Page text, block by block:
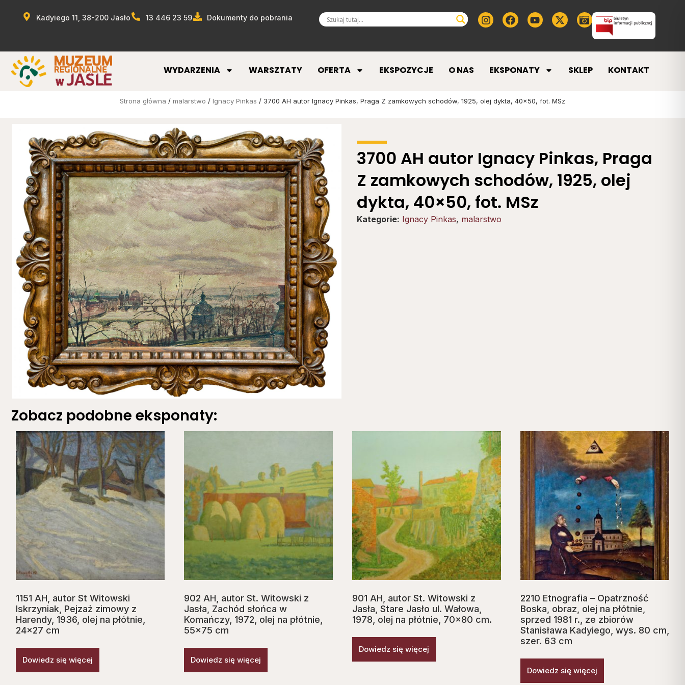
Kadyiego 11, 38-200 Jasło 13 446 23 59 Dokumenty do pobrania
WYDARZENIA WARSZTATY OFERTA EKSPOZYCJE O NAS EKSPONATY SKLEP KONTAKT
Strona główna / malarstwo / Ignacy Pinkas / 3700 AH autor Ignacy Pinkas, Praga Z zamkowych schodów, 1925, olej dykta, 40×50, fot. MSz
3700 AH autor Ignacy Pinkas, Praga
Z zamkowych schodów, 1925, olej
dykta, 40×50, fot. MSz
Kategorie: Ignacy Pinkas, malarstwo
Zobacz podobne eksponaty:
1151 AH, autor St Witowski
Iskrzyniak, Pejzaż zimowy z
Harendy, 1936, olej na płótnie,
24×27 cm
Dowiedz się więcej
902 AH, autor St. Witowski z
Jasła, Zachód słońca w
Komańczy, 1972, olej na płótnie,
55×75 cm
Dowiedz się więcej
901 AH, autor St. Witowski z
Jasła, Stare Jasło ul. Wałowa,
1978, olej na płótnie, 70×80 cm.
Dowiedz się więcej
2210 Etnografia – Opatrzność
Boska, obraz, olej na płótnie,
sprzed 1981 r., ze zbiorów
Stanisława Kadyiego, wys. 80 cm,
szer. 63 cm
Dowiedz się więcej